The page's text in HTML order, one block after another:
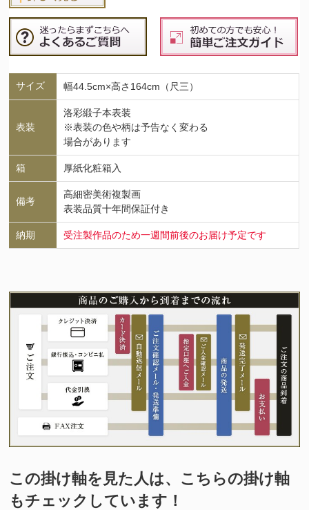
サイズ 幅44.5cm×高さ164cm（尺三）
表装
洛彩緞子本表装
※表装の色や柄は予告なく変わる
場合があります
箱 厚紙化粧箱入
備考
高細密美術複製画
表装品質十年間保証付き
納期 受注製作品のため一週間前後のお届け予定です
この掛け軸を見た人は、こちらの掛け軸
もチェックしています！